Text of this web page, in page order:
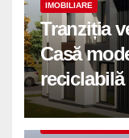
IMOBILIARE
Tranziția
Casă
reciclabilă